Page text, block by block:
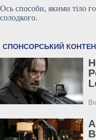
Ось способи, якими тіло
солодкого.